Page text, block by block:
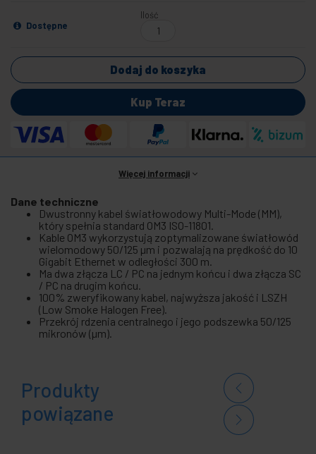
Dostępne
Ilość
Dodaj do koszyka
Kup Teraz
Więcej informacji
Dane techniczne
Dwustronny kabel światłowodowy Multi-Mode (MM),
który spełnia standard OM3 ISO-11801.
Kable OM3 wykorzystują zoptymalizowane światłowód
wielomodowy 50/125 µm i pozwalają na prędkość do 10
Gigabit Ethernet w odległości 300 m.
Ma dwa złącza LC / PC na jednym końcu i dwa złącza SC
/ PC na drugim końcu.
100% zweryfikowany kabel, najwyższa jakość i LSZH
(Low Smoke Halogen Free).
Przekrój rdzenia centralnego i jego podszewka 50/125
mikronów (µm).
Produkty
powiązane